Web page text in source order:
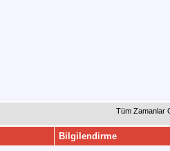
Tüm Zamanlar
Bilgilendirme